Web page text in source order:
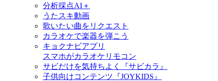
分析採点AI＋
うたスキ動画
歌いたい曲をリクエスト
カラオケで楽器を弾こう
キョクナビアプリ
スマホがカラオケリモコン
サビだけを気持ちよく『サビカラ』
子供向けコンテンツ『JOYKIDS』